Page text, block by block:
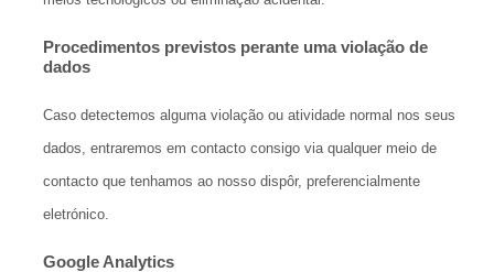
Procedimentos previstos perante uma violação de
dados
Caso detectemos alguma violação ou atividade normal nos seus
dados, entraremos em contacto consigo via qualquer meio de
contacto que tenhamos ao nosso dispôr, preferencialmente
eletrónico.
Google Analytics